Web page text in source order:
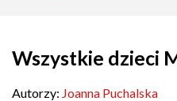
Wszystkie dzieci
Autorzy: Joanna Puchalska